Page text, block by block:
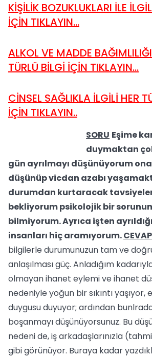
KİŞİLİK BOZUKLUKLARI İLE
İÇİN TIKLAYIN...
ALKOL VE MADDE BAĞIMLILIĞI
TÜRLÜ BİLGİ İÇİN TIKLAYIN...
CİNSEL SAĞLIKLA İLGİLİ HER
İÇİN TIKLAYIN..
SORU Eşime
duymaktan
gün ayrılmayı düşünüyorum
düşünüp vicdan azabı
durumdan kurtaracak
bekliyorum psikolojik bir
bilmiyorum. Ayrıca işten
insanları hiç aramıyorum.CEVAP
bilgilerle durumunuzun tam ve
anlaşılması güç. Anladığım
olmayan ihanet eylemi ve ihanet
nedeniyle yoğun bir sıkıntı yaşıyor,
duygusu duyuyor; ardından
boşanmayı düşünüyorsunuz. Bu
nedeni de, iş arkadaşlarınızla
gibi görünüyor. Buraya kadar